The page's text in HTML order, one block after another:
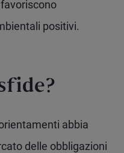
positivi.
abbia
delle obbligazioni